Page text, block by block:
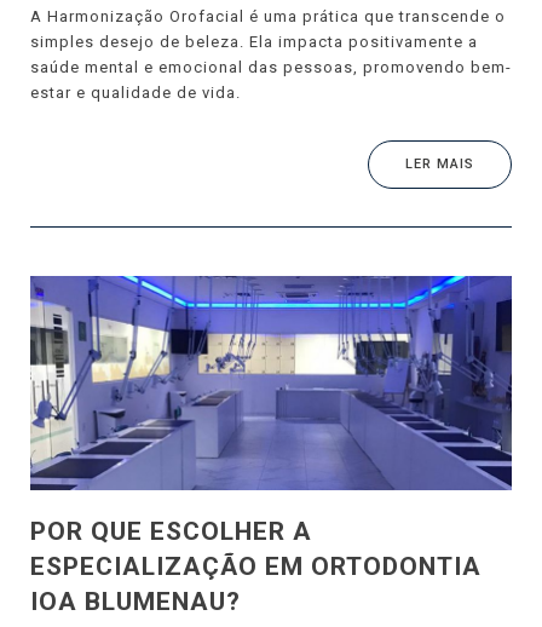
A Harmonização Orofacial é uma prática que transcende o
simples desejo de beleza. Ela impacta positivamente a
saúde mental e emocional das pessoas, promovendo bem-
estar e qualidade de vida.
LER MAIS
POR QUE ESCOLHER A
ESPECIALIZAÇÃO EM ORTODONTIA
IOA BLUMENAU?